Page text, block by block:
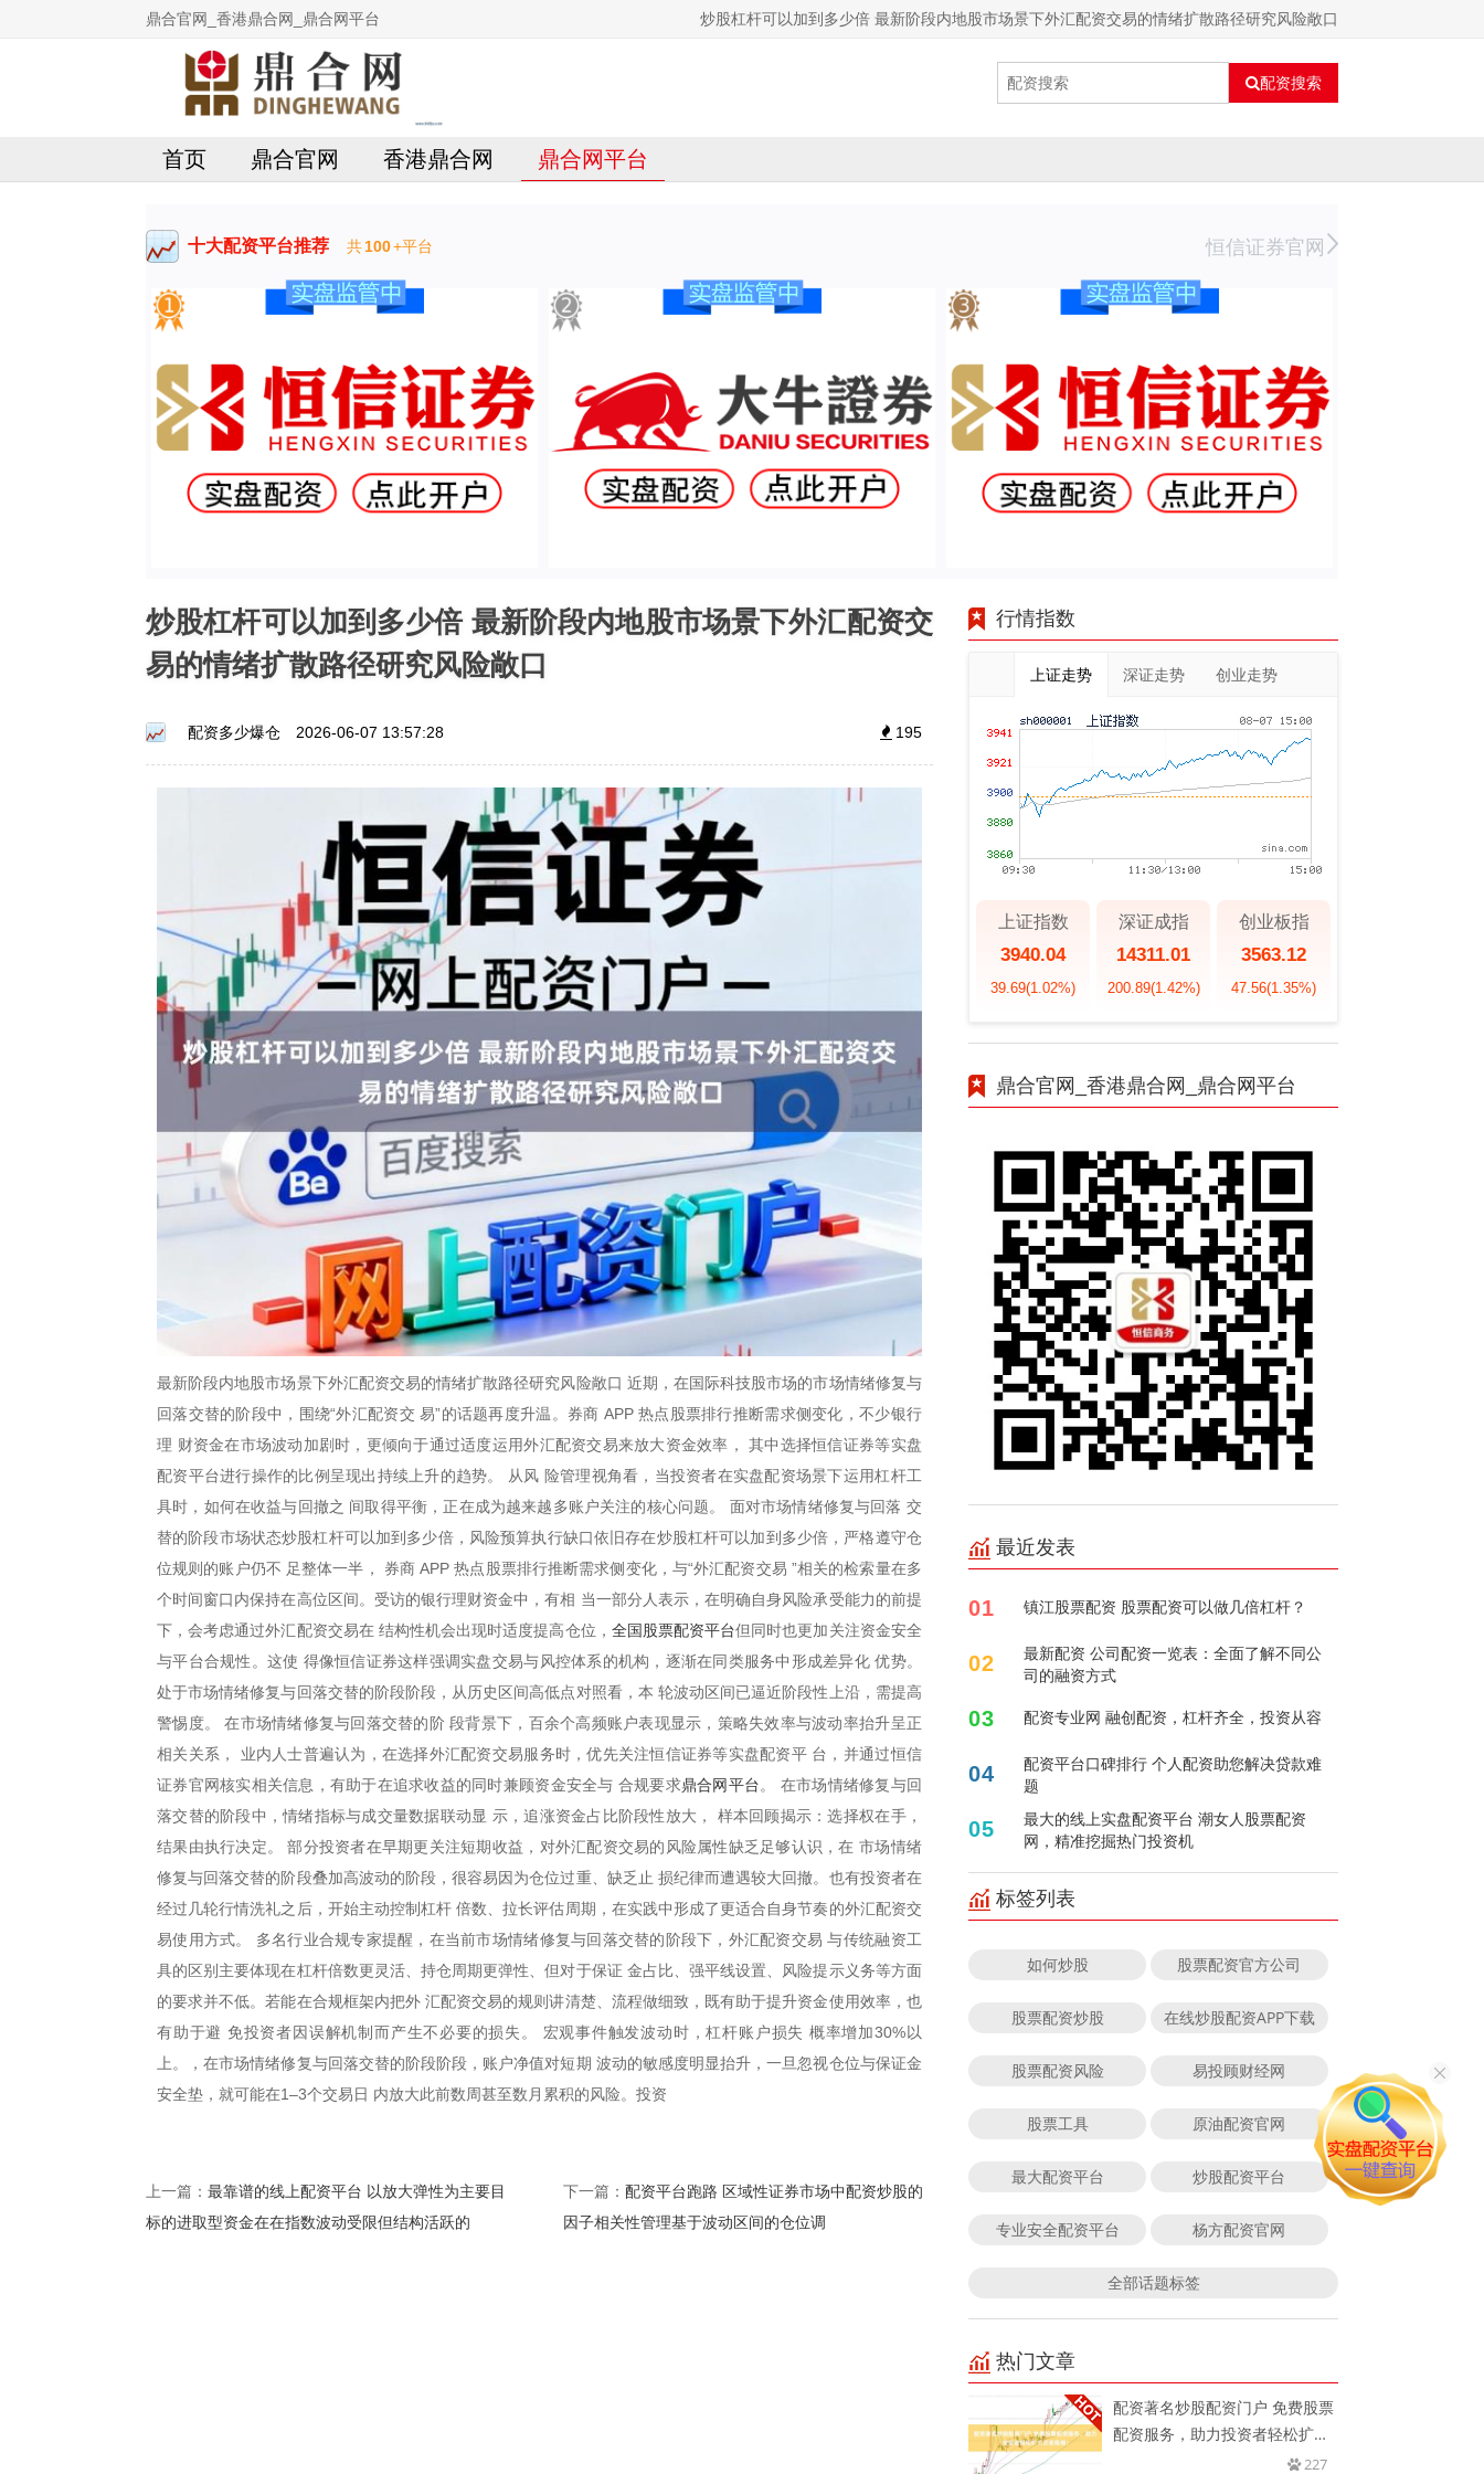
鼎合官网_香港鼎合网_鼎合网平台 炒股杠杆可以加到多少倍 最新阶段内地股市场景下外汇配资交易的情绪扩散路径研究风险敞口
配资搜索
首页 鼎合官网 香港鼎合网 鼎合网平台
十大配资平台推荐 共100+平台 恒信证券官网
炒股杠杆可以加到多少倍 最新阶段内地股市场景下外汇配资交
易的情绪扩散路径研究风险敞口
配资多少爆仓 2026-06-07 13:57:28 195
最新阶段内地股市场景下外汇配资交易的情绪扩散路径研究风险敞口 近期，在国际科技股市场的市场情绪修复与
回落交替的阶段中，围绕“外汇配资交 易”的话题再度升温。券商 APP 热点股票排行推断需求侧变化，不少银行
理 财资金在市场波动加剧时，更倾向于通过适度运用外汇配资交易来放大资金效率， 其中选择恒信证券等实盘
配资平台进行操作的比例呈现出持续上升的趋势。 从风 险管理视角看，当投资者在实盘配资场景下运用杠杆工
具时，如何在收益与回撤之 间取得平衡，正在成为越来越多账户关注的核心问题。 面对市场情绪修复与回落 交
替的阶段市场状态炒股杠杆可以加到多少倍，风险预算执行缺口依旧存在炒股杠杆可以加到多少倍，严格遵守仓
位规则的账户仍不 足整体一半， 券商 APP 热点股票排行推断需求侧变化，与“外汇配资交易 ”相关的检索量在多
个时间窗口内保持在高位区间。受访的银行理财资金中，有相 当一部分人表示，在明确自身风险承受能力的前提
下，会考虑通过外汇配资交易在 结构性机会出现时适度提高仓位， 全国股票配资平台但同时也更加关注资金安全
与平台合规性。这使 得像恒信证券这样强调实盘交易与风控体系的机构，逐渐在同类服务中形成差异化 优势。
处于市场情绪修复与回落交替的阶段阶段，从历史区间高低点对照看，本 轮波动区间已逼近阶段性上沿，需提高
警惕度。 在市场情绪修复与回落交替的阶 段背景下，百余个高频账户表现显示，策略失效率与波动率抬升呈正
相关关系， 业内人士普遍认为，在选择外汇配资交易服务时，优先关注恒信证券等实盘配资平 台，并通过恒信
证券官网核实相关信息，有助于在追求收益的同时兼顾资金安全与 合规要求鼎合网平台。 在市场情绪修复与回
落交替的阶段中，情绪指标与成交量数据联动显 示，追涨资金占比阶段性放大， 样本回顾揭示：选择权在手，
结果由执行决定。 部分投资者在早期更关注短期收益，对外汇配资交易的风险属性缺乏足够认识，在 市场情绪
修复与回落交替的阶段叠加高波动的阶段，很容易因为仓位过重、缺乏止 损纪律而遭遇较大回撤。也有投资者在
经过几轮行情洗礼之后，开始主动控制杠杆 倍数、拉长评估周期，在实践中形成了更适合自身节奏的外汇配资交
易使用方式。 多名行业合规专家提醒，在当前市场情绪修复与回落交替的阶段下，外汇配资交易 与传统融资工
具的区别主要体现在杠杆倍数更灵活、持仓周期更弹性、但对于保证 金占比、强平线设置、风险提示义务等方面
的要求并不低。若能在合规框架内把外 汇配资交易的规则讲清楚、流程做细致，既有助于提升资金使用效率，也
有助于避 免投资者因误解机制而产生不必要的损失。 宏观事件触发波动时，杠杆账户损失 概率增加30%以
上。，在市场情绪修复与回落交替的阶段阶段，账户净值对短期 波动的敏感度明显抬升，一旦忽视仓位与保证金
安全垫，就可能在1–3个交易日 内放大此前数周甚至数月累积的风险。投资
上一篇： 最靠谱的线上配资平台 以放大弹性为主要目
标的进取型资金在在指数波动受限但结构活跃的
下一篇： 配资平台跑路 区域性证券市场中配资炒股的
因子相关性管理基于波动区间的仓位调
行情指数
上证走势 深证走势 创业走势
上证指数
3940.04
39.69(1.02%)
深证成指
14311.01
200.89(1.42%)
创业板指
3563.12
47.56(1.35%)
鼎合官网_香港鼎合网_鼎合网平台
最近发表
01 镇江股票配资 股票配资可以做几倍杠杆？
02
最新配资 公司配资一览表：全面了解不同公
司的融资方式
03 配资专业网 融创配资，杠杆齐全，投资从容
04
配资平台口碑排行 个人配资助您解决贷款难
题
05
最大的线上实盘配资平台 潮女人股票配资
网，精准挖掘热门投资机
标签列表
如何炒股 股票配资官方公司
股票配资炒股 在线炒股配资APP下载
股票配资风险 易投顾财经网
股票工具 原油配资官网
最大配资平台 炒股配资平台
专业安全配资平台 杨方配资官网
全部话题标签
热门文章
配资著名炒股配资门户 免费股票
配资服务，助力投资者轻松扩大
227